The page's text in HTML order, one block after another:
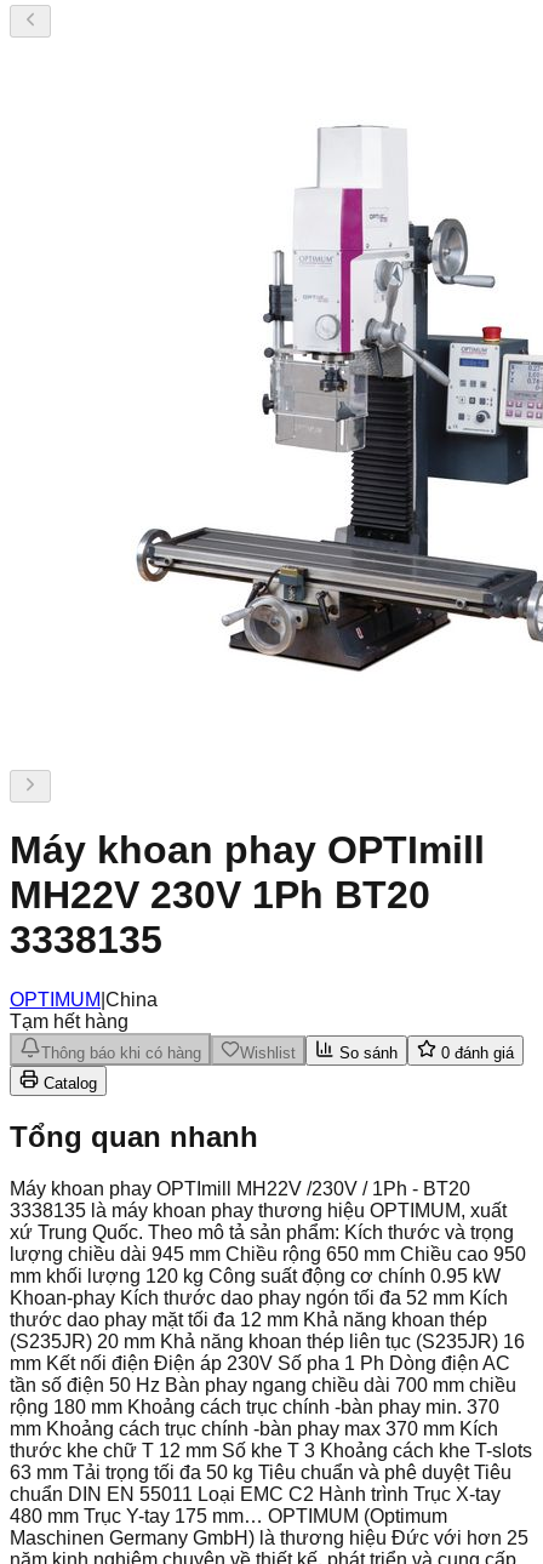
Máy khoan phay OPTImill
MH22V 230V 1Ph BT20
3338135
OPTIMUM China
Tạm hết hàng
Thông báo khi có hàng Wishlist So sánh 0 đánh giá
Catalog
Tổng quan nhanh
Máy khoan phay OPTImill MH22V /230V / 1Ph - BT20
3338135 là máy khoan phay thương hiệu OPTIMUM, xuất
xứ Trung Quốc. Theo mô tả sản phẩm: Kích thước và trọng
lượng chiều dài 945 mm Chiều rộng 650 mm Chiều cao 950
mm khối lượng 120 kg Công suất động cơ chính 0.95 kW
Khoan-phay Kích thước dao phay ngón tối đa 52 mm Kích
thước dao phay mặt tối đa 12 mm Khả năng khoan thép
(S235JR) 20 mm Khả năng khoan thép liên tục (S235JR) 16
mm Kết nối điện Điện áp 230V Số pha 1 Ph Dòng điện AC
tần số điện 50 Hz Bàn phay ngang chiều dài 700 mm chiều
rộng 180 mm Khoảng cách trục chính -bàn phay min. 370
mm Khoảng cách trục chính -bàn phay max 370 mm Kích
thước khe chữ T 12 mm Số khe T 3 Khoảng cách khe T-slots
63 mm Tải trọng tối đa 50 kg Tiêu chuẩn và phê duyệt Tiêu
chuẩn DIN EN 55011 Loại EMC C2 Hành trình Trục X-tay
480 mm Trục Y-tay 175 mm… OPTIMUM (Optimum
Maschinen Germany GmbH) là thương hiệu Đức với hơn 25
năm kinh nghiệm chuyên về thiết kế, phát triển và cung cấp